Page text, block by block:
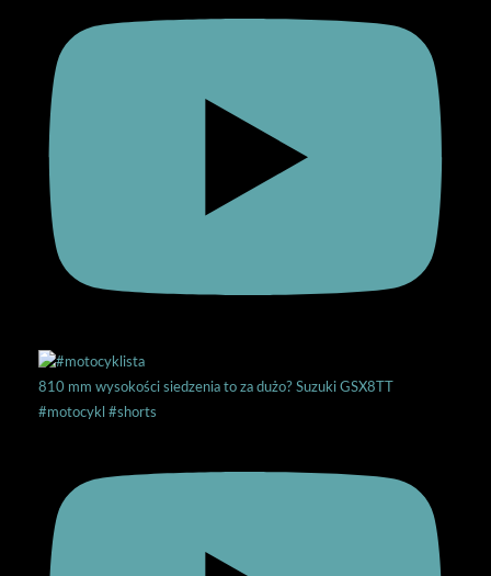
810 mm wysokości siedzenia to za dużo? Suzuki GSX8TT
#motocykl #shorts